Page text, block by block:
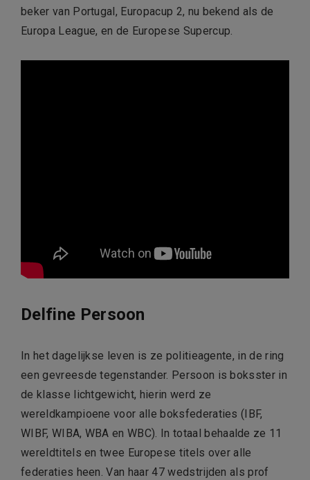
beker van Portugal, Europacup 2, nu bekend als de
Europa League, en de Europese Supercup.
Delfine Persoon
In het dagelijkse leven is ze politieagente, in de ring
een gevreesde tegenstander. Persoon is boksster in
de klasse lichtgewicht, hierin werd ze
wereldkampioene voor alle boksfederaties ( IBF,
WIBF, WIBA, WBA enWBC). In totaal behaalde ze 11
wereldtitels en twee Europese titels over alle
federaties heen. Van haar 47 wedstrijden als prof